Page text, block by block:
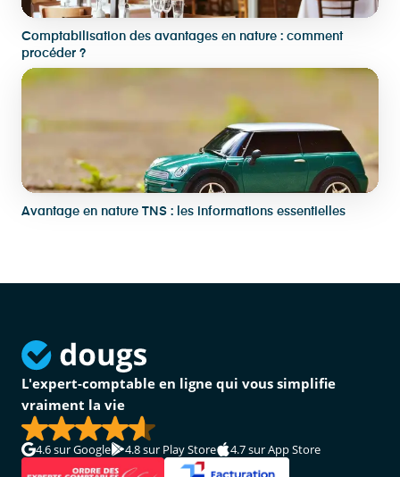
Comptabilisation des avantages en nature : comment
procéder ?
Avantage en nature TNS : les informations essentielles
L'expert-comptable en ligne qui vous simplifie
vraiment la vie
4.6sur Google 4.8sur Play Store 4.7sur App Store